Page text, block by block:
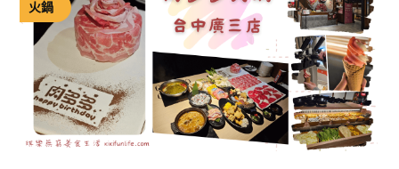
火鍋